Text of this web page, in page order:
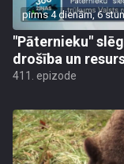
pirms 4 dienām, 6
"Pāternieku"
drošība un
411. epizode